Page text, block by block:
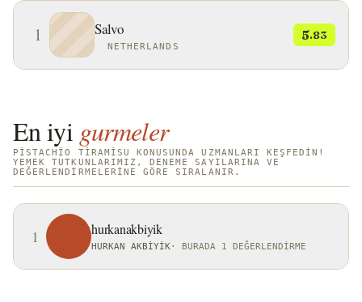
1 Salvo
NETHERLANDS
5.83
En iyi gurmeler
PISTACHIO TIRAMISU KONUSUNDA UZMANLARI KEŞFEDIN!
YEMEK TUTKUNLARIMIZ, DENEME SAYILARINA VE
DEĞERLENDIRMELERINE GÖRE SIRALANIR.
1 hurkanakbiyik
HURKAN AKBIYIK · BURADA 1 DEĞERLENDIRME